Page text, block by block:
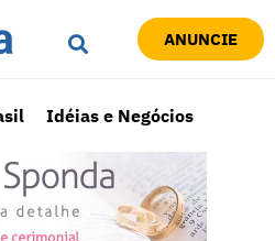
ANUNCIE
Idéias e Negócios